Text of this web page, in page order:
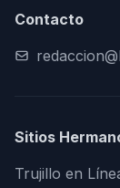
Contacto
Sitios
Trujillo en